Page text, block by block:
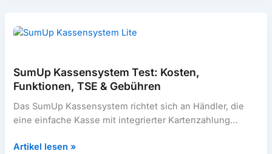
Terminals
SumUp Kassensystem Test: Kosten,
Funktionen, TSE & Gebühren
Das SumUp Kassensystem richtet sich an Händler, die
eine einfache Kasse mit integrierter Kartenzahlung
SumUp
Artikel lesen »